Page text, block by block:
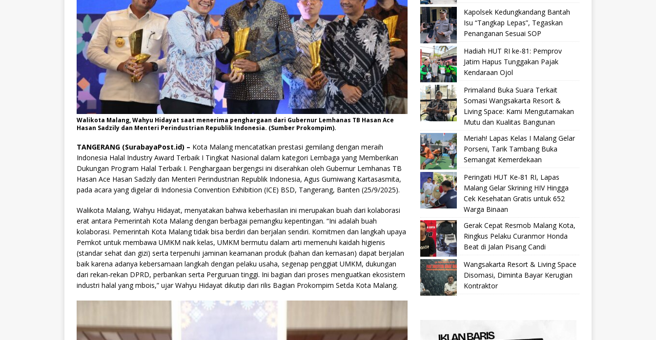
Walikota Malang, Wahyu Hidayat saat menerima penghargaan dari Gubernur Lemhanas TB Hasan Ace
Hasan Sadzily dan Menteri Perindustrian Republik Indonesia. (Sumber Prokompim).
TANGERANG (SurabayaPost.id) – Kota Malang mencatatkan prestasi gemilang dengan meraih
Indonesia Halal Industry Award Terbaik I Tingkat Nasional dalam kategori Lembaga yang Memberikan
Dukungan Program Halal Terbaik I. Penghargaan bergengsi ini diserahkan oleh Gubernur Lemhanas TB
Hasan Ace Hasan Sadzily dan Menteri Perindustrian Republik Indonesia, Agus Gumiwang Kartasasmita,
pada acara yang digelar di Indonesia Convention Exhibition (ICE) BSD, Tangerang, Banten (25/9/2025).
Walikota Malang, Wahyu Hidayat, menyatakan bahwa keberhasilan ini merupakan buah dari kolaborasi
erat antara Pemerintah Kota Malang dengan berbagai pemangku kepentingan. “Ini adalah buah
kolaborasi. Pemerintah Kota Malang tidak bisa berdiri dan berjalan sendiri. Komitmen dan langkah upaya
Pemkot untuk membawa UMKM naik kelas, UMKM bermutu dalam arti memenuhi kaidah higienis
(standar sehat dan gizi) serta terpenuhi jaminan keamanan produk (bahan dan kemasan) dapat berjalan
baik karena adanya kebersamaan langkah dengan pelaku usaha, segenap penggiat UMKM, dukungan
dari rekan-rekan DPRD, perbankan serta Perguruan tinggi. Ini bagian dari proses menguatkan ekosistem
industri halal yang mbois,” ujar Wahyu Hidayat dikutip dari rilis Bagian Prokompim Setda Kota Malang.
Kapolsek Kedungkandang Bantah
Isu “Tangkap Lepas”, Tegaskan
Penanganan Sesuai SOP
Hadiah HUT RI ke-81: Pemprov
Jatim Hapus Tunggakan Pajak
Kendaraan Ojol
Primaland Buka Suara Terkait
Somasi Wangsakarta Resort &
Living Space: Kami Mengutamakan
Mutu dan Kualitas Bangunan
Meriah! Lapas Kelas I Malang Gelar
Porseni, Tarik Tambang Buka
Semangat Kemerdekaan
Peringati HUT Ke-81 RI, Lapas
Malang Gelar Skrining HIV Hingga
Cek Kesehatan Gratis untuk 652
Warga Binaan
Gerak Cepat Resmob Malang Kota,
Ringkus Pelaku Curanmor Honda
Beat di Jalan Pisang Candi
Wangsakarta Resort & Living Space
Disomasi, Diminta Bayar Kerugian
Kontraktor